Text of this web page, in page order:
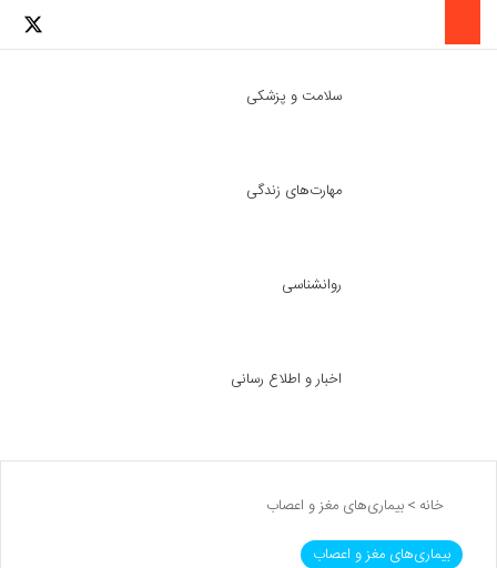
لینکدین
سلامت و پزشکی
مهارت‌های زندگی
روانشناسی
اخبار و اطلاع رسانی
خانه >بیماری‌های مغز و اعصاب
بیماری‌های مغز و اعصاب